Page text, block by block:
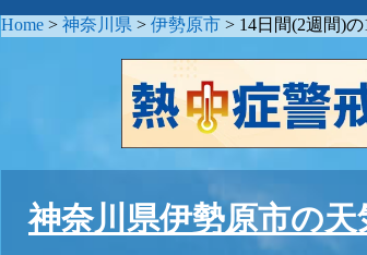
Home > 神奈川県 > 伊勢原市 > 14日間(2週間)
神奈川県伊勢原市の天